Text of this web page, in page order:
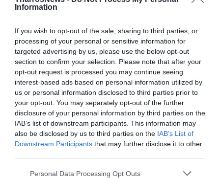
Information
If you wish to opt-out of the sale, sharing to third parties, or
processing of your personal or sensitive information for
targeted advertising by us, please use the below opt-out
section to confirm your selection. Please note that after your
opt-out request is processed you may continue seeing
interest-based ads based on personal information utilized by
us or personal information disclosed to third parties prior to
your opt-out. You may separately opt-out of the further
disclosure of your personal information by third parties on the
IAB’s list of downstream participants. This information may
also be disclosed by us to third parties on the IAB’s List of
Downstream Participants that may further disclose it to other
Personal Data Processing Opt Outs